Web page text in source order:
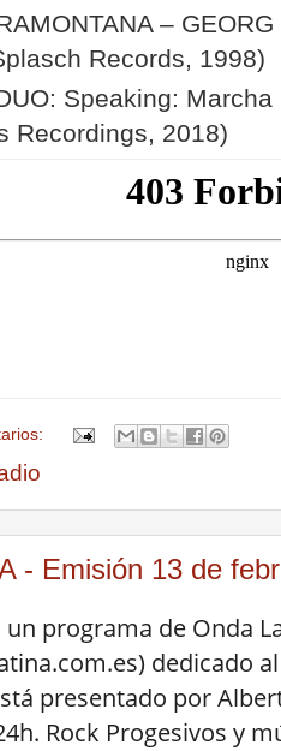
–
Records, 1998)
Speaking:
Recordings, 2018)
- Emisión 13 de
un programa de Onda
dedicado
presentado por
Rock Progesivos y